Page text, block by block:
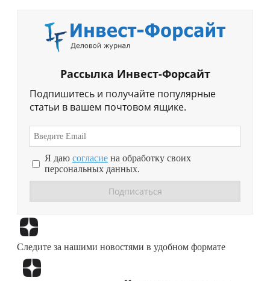
Рассылка Инвест-Форсайт
Подпишитесь и получайте популярные
статьи в вашем почтовом ящике.
Я даю согласие на обработку своих
персональных данных.
Следите за нашими новостями в удобном формате